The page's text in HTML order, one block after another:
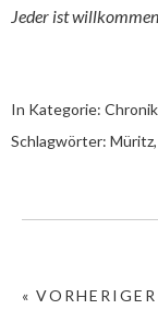
Jeder ist
In Kategorie: Chronik
Schlagwörter: Müritz,
«